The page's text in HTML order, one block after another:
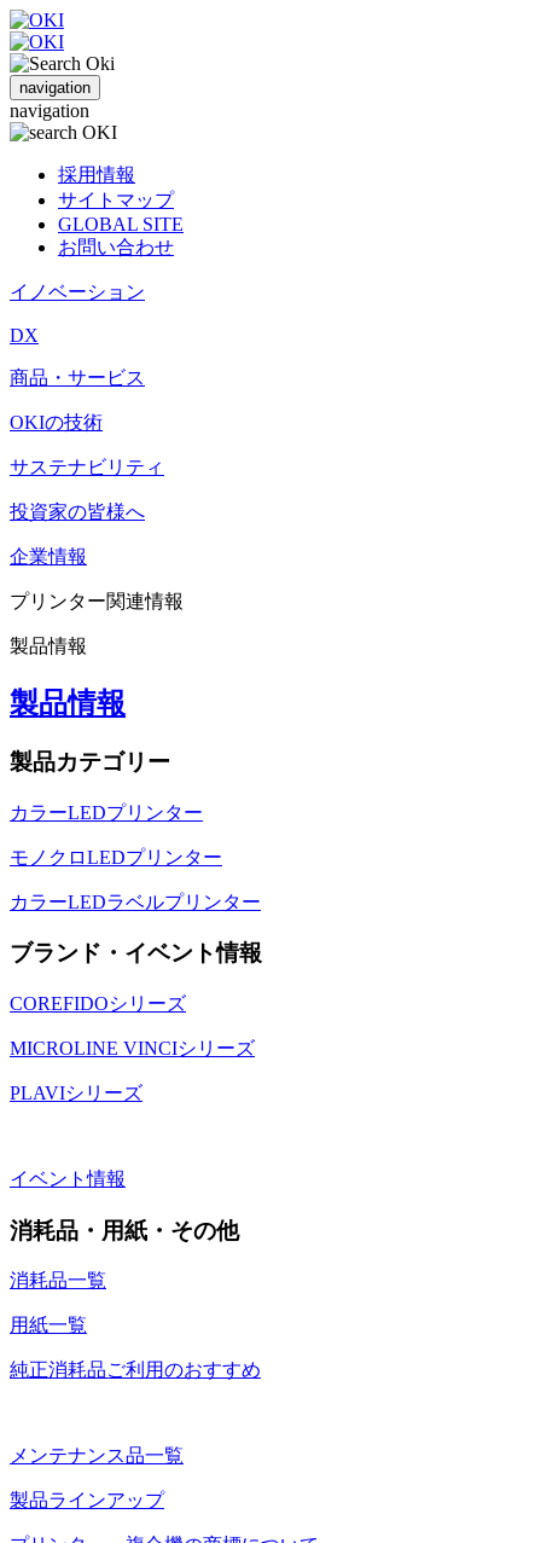
navigation
navigation
採用情報
サイトマップ
GLOBAL SITE
お問い合わせ
イノベーション
DX
商品・サービス
OKIの技術
サステナビリティ
投資家の皆様へ
企業情報
プリンター関連情報
製品情報
製品情報
製品カテゴリー
カラーLEDプリンター
モノクロLEDプリンター
カラーLEDラベルプリンター
ブランド・イベント情報
COREFIDOシリーズ
MICROLINE VINCIシリーズ
PLAVIシリーズ
イベント情報
消耗品・用紙・その他
消耗品一覧
用紙一覧
純正消耗品ご利用のおすすめ
メンテナンス品一覧
製品ラインアップ